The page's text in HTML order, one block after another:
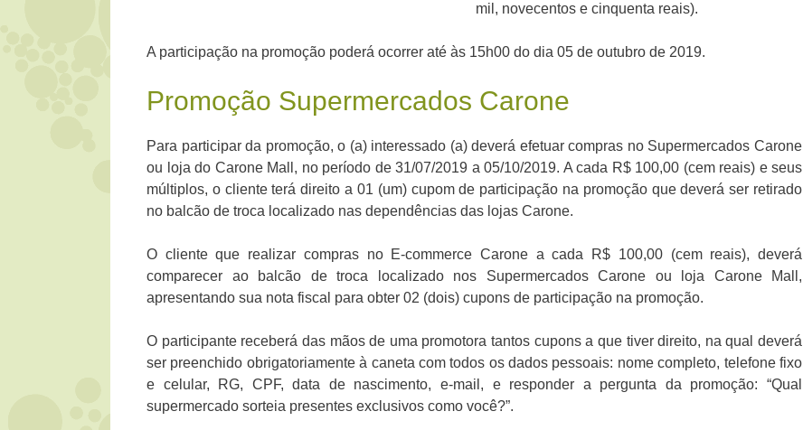
mil, novecentos e cinquenta reais).
A participação na promoção poderá ocorrer até às 15h00 do dia 05 de outubro de 2019.
Promoção Supermercados Carone
Para participar da promoção, o (a) interessado (a) deverá efetuar compras no Supermercados Carone
ou loja do Carone Mall, no período de 31/07/2019 a 05/10/2019. A cada R$ 100,00 (cem reais) e seus
múltiplos, o cliente terá direito a 01 (um) cupom de participação na promoção que deverá ser retirado
no balcão de troca localizado nas dependências das lojas Carone.
O cliente que realizar compras no E-commerce Carone a cada R$ 100,00 (cem reais), deverá
comparecer ao balcão de troca localizado nos Supermercados Carone ou loja Carone Mall,
apresentando sua nota fiscal para obter 02 (dois) cupons de participação na promoção.
O participante receberá das mãos de uma promotora tantos cupons a que tiver direito, na qual deverá
ser preenchido obrigatoriamente à caneta com todos os dados pessoais: nome completo, telefone fixo
e celular, RG, CPF, data de nascimento, e-mail, e responder a pergunta da promoção: “Qual
supermercado sorteia presentes exclusivos como você?”.